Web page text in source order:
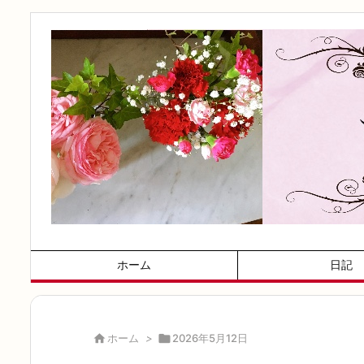
ホーム 日記
 ホーム > 2026年5月12日